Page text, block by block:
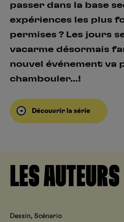
passer dans la base
expériences les plus
permises ? Les jours
vacarme désormais
nouvel événement
chambouler…!
Découvrir la série
LES AUTEURS
Dessin, Scénario